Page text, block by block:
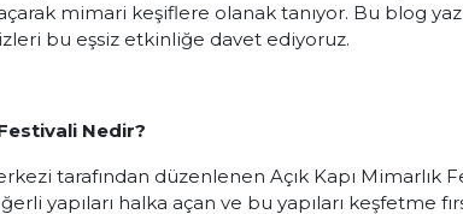
mimari keşiflere olanak tanıyor. Bu blog
bu eşsiz etkinliğe davet ediyoruz.
Nedir?
tarafından düzenlenen Açık Kapı Mimarlık
yapıları halka açan ve bu yapıları keşfetme